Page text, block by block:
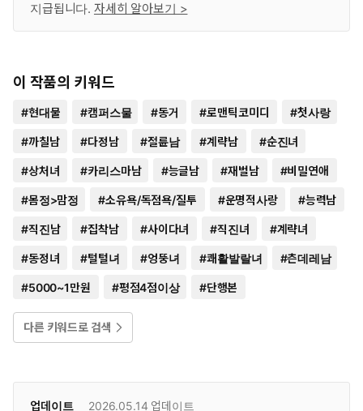
지급됩니다. 자세히 알아보기 >
이 작품의 키워드
#현대물 #캠퍼스물 #동거 #로맨틱코미디 #첫사랑
#까칠남 #다정남 #절륜남 #계략남 #순진녀
#상처녀 #카리스마남 #능글남 #재벌남 #비밀연애
#몸정>맘정 #소유욕/독점욕/질투 #운명적사랑 #능력남
#직진남 #집착남 #사이다녀 #직진녀 #계략녀
#동정녀 #털털녀 #엉뚱녀 #쾌활발랄녀 #츤데레남
#5000~1만원 #평점4점이상 #단행본
다른 키워드로 검색
업데이트 2026.05.14 업데이트